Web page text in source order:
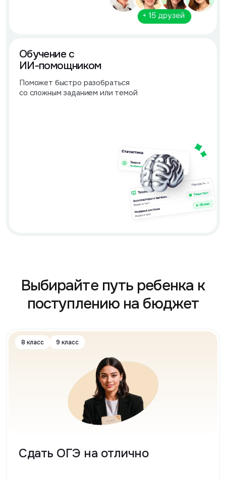
Обучение с
ИИ-помощником
Поможет быстро разобраться
со сложным заданием или темой
Выбирайте путь ребенка к
поступлению на бюджет
8 класс 9 класс
Сдать ОГЭ на отлично